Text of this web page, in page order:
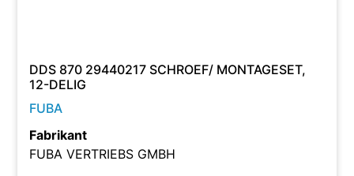
DDS 870 29440217 SCHROEF/ MONTAGESET,
12-DELIG
FUBA
Fabrikant
FUBA VERTRIEBS GMBH